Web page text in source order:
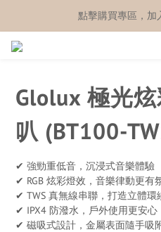
點擊購買專區，加
Glolux 極光
叭 (BT100-
✔ 強勁重低音，沉浸式音樂體驗
✔ RGB 炫彩燈效，音樂律動更有
✔ TWS 真無線串聯，打造立體環
✔ IPX4 防潑水，戶外使用更安心
✔ 磁吸式設計，金屬表面隨手吸